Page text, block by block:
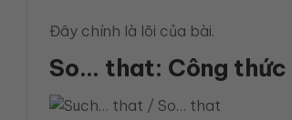
Đây chính là lõi của bài.
So… that: Công thức